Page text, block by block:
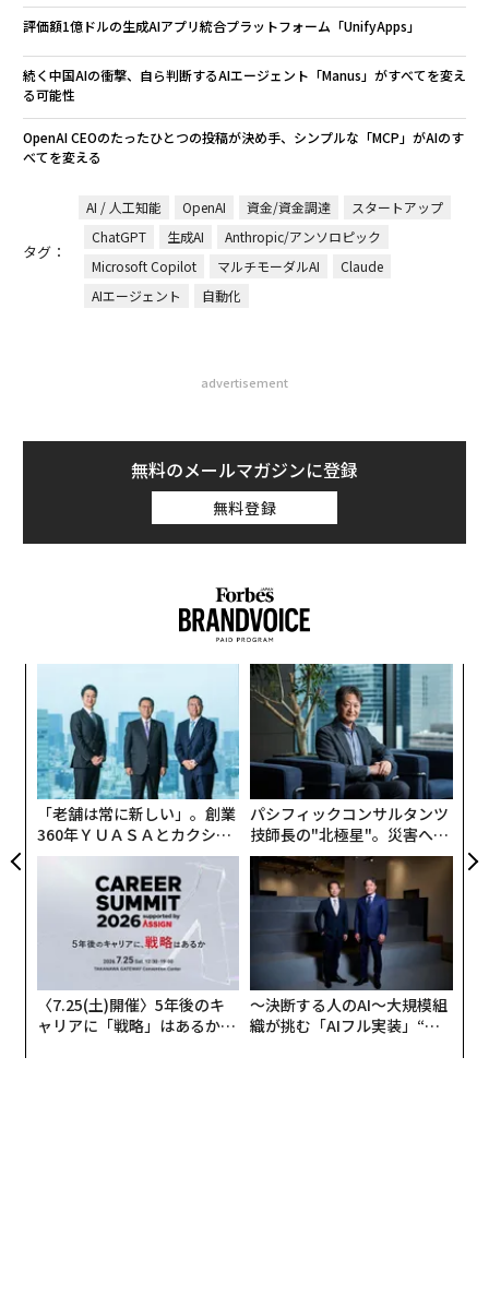
評価額1億ドルの生成AIアプリ統合プラットフォーム「UnifyApps」
続く中国AIの衝撃、自ら判断するAIエージェント「Manus」がすべてを変え
る可能性
OpenAI CEOのたったひとつの投稿が決め手、シンプルな「MCP」がAIのす
べてを変える
タグ：
AI / 人工知能 OpenAI 資金/資金調達
スタートアップ
ChatGPT
生成AI
Anthropic/アンソロピック
Microsoft Copilot
マルチモーダルAI
Claude
AIエージェント
自動化
advertisement
無料のメールマガジンに登録
無料登録
「老舗は常に新しい」。創業
360年ＹＵＡＳＡとカクシン
CEO田尻望が語る、AIを超え
る人の価値
パシフィックコンサルタンツ
技師長の"北極星"。災害への
無力感を乗り越え見つけた、
防災一筋20年の答え
〈7.25(土)開催〉5年後のキ
ャリアに「戦略」はあるか。
〜決断する人のAI〜大規模組
織が挑む「AIフル実装」“使